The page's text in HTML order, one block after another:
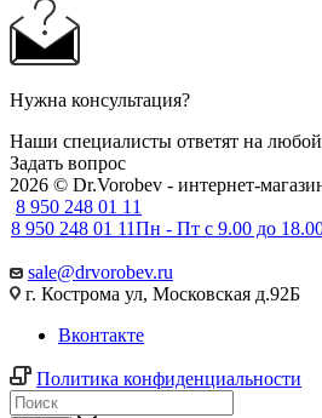
Нужна консультация?
Наши специалисты ответят на
Задать вопрос
2026 © Dr.Vorobev - интернет-
8 950 248 01 11
8 950 248 01 11Пн - Пт с 9.00 до
sale@drvorobev.ru
г. Кострома ул, Московская д.92Б
Вконтакте
Политика конфиденциальности